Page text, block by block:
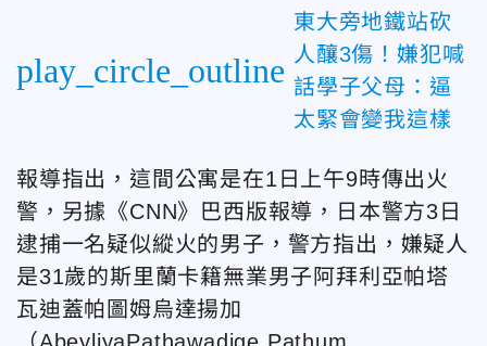
play_circle_outline
東大旁地鐵站砍
人釀3傷！嫌犯喊
話學子父母：逼
太緊會變我這樣
報導指出，這間公寓是在1日上午9時傳出火
警，另據《CNN》巴西版報導，日本警方3日
逮捕一名疑似縱火的男子，警方指出，嫌疑人
是31歲的斯里蘭卡籍無業男子阿拜利亞帕塔
瓦迪蓋帕圖姆烏達揚加